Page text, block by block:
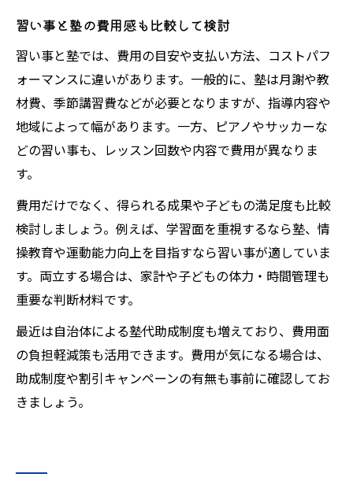
習い事と塾の費用感も比較して検討
習い事と塾では、費用の目安や支払い方法、コストパフ
ォーマンスに違いがあります。一般的に、塾は月謝や教
材費、季節講習費などが必要となりますが、指導内容や
地域によって幅があります。一方、ピアノやサッカーな
どの習い事も、レッスン回数や内容で費用が異なりま
す。
費用だけでなく、得られる成果や子どもの満足度も比較
検討しましょう。例えば、学習面を重視するなら塾、情
操教育や運動能力向上を目指すなら習い事が適していま
す。両立する場合は、家計や子どもの体力・時間管理も
重要な判断材料です。
最近は自治体による塾代助成制度も増えており、費用面
の負担軽減策も活用できます。費用が気になる場合は、
助成制度や割引キャンペーンの有無も事前に確認してお
きましょう。